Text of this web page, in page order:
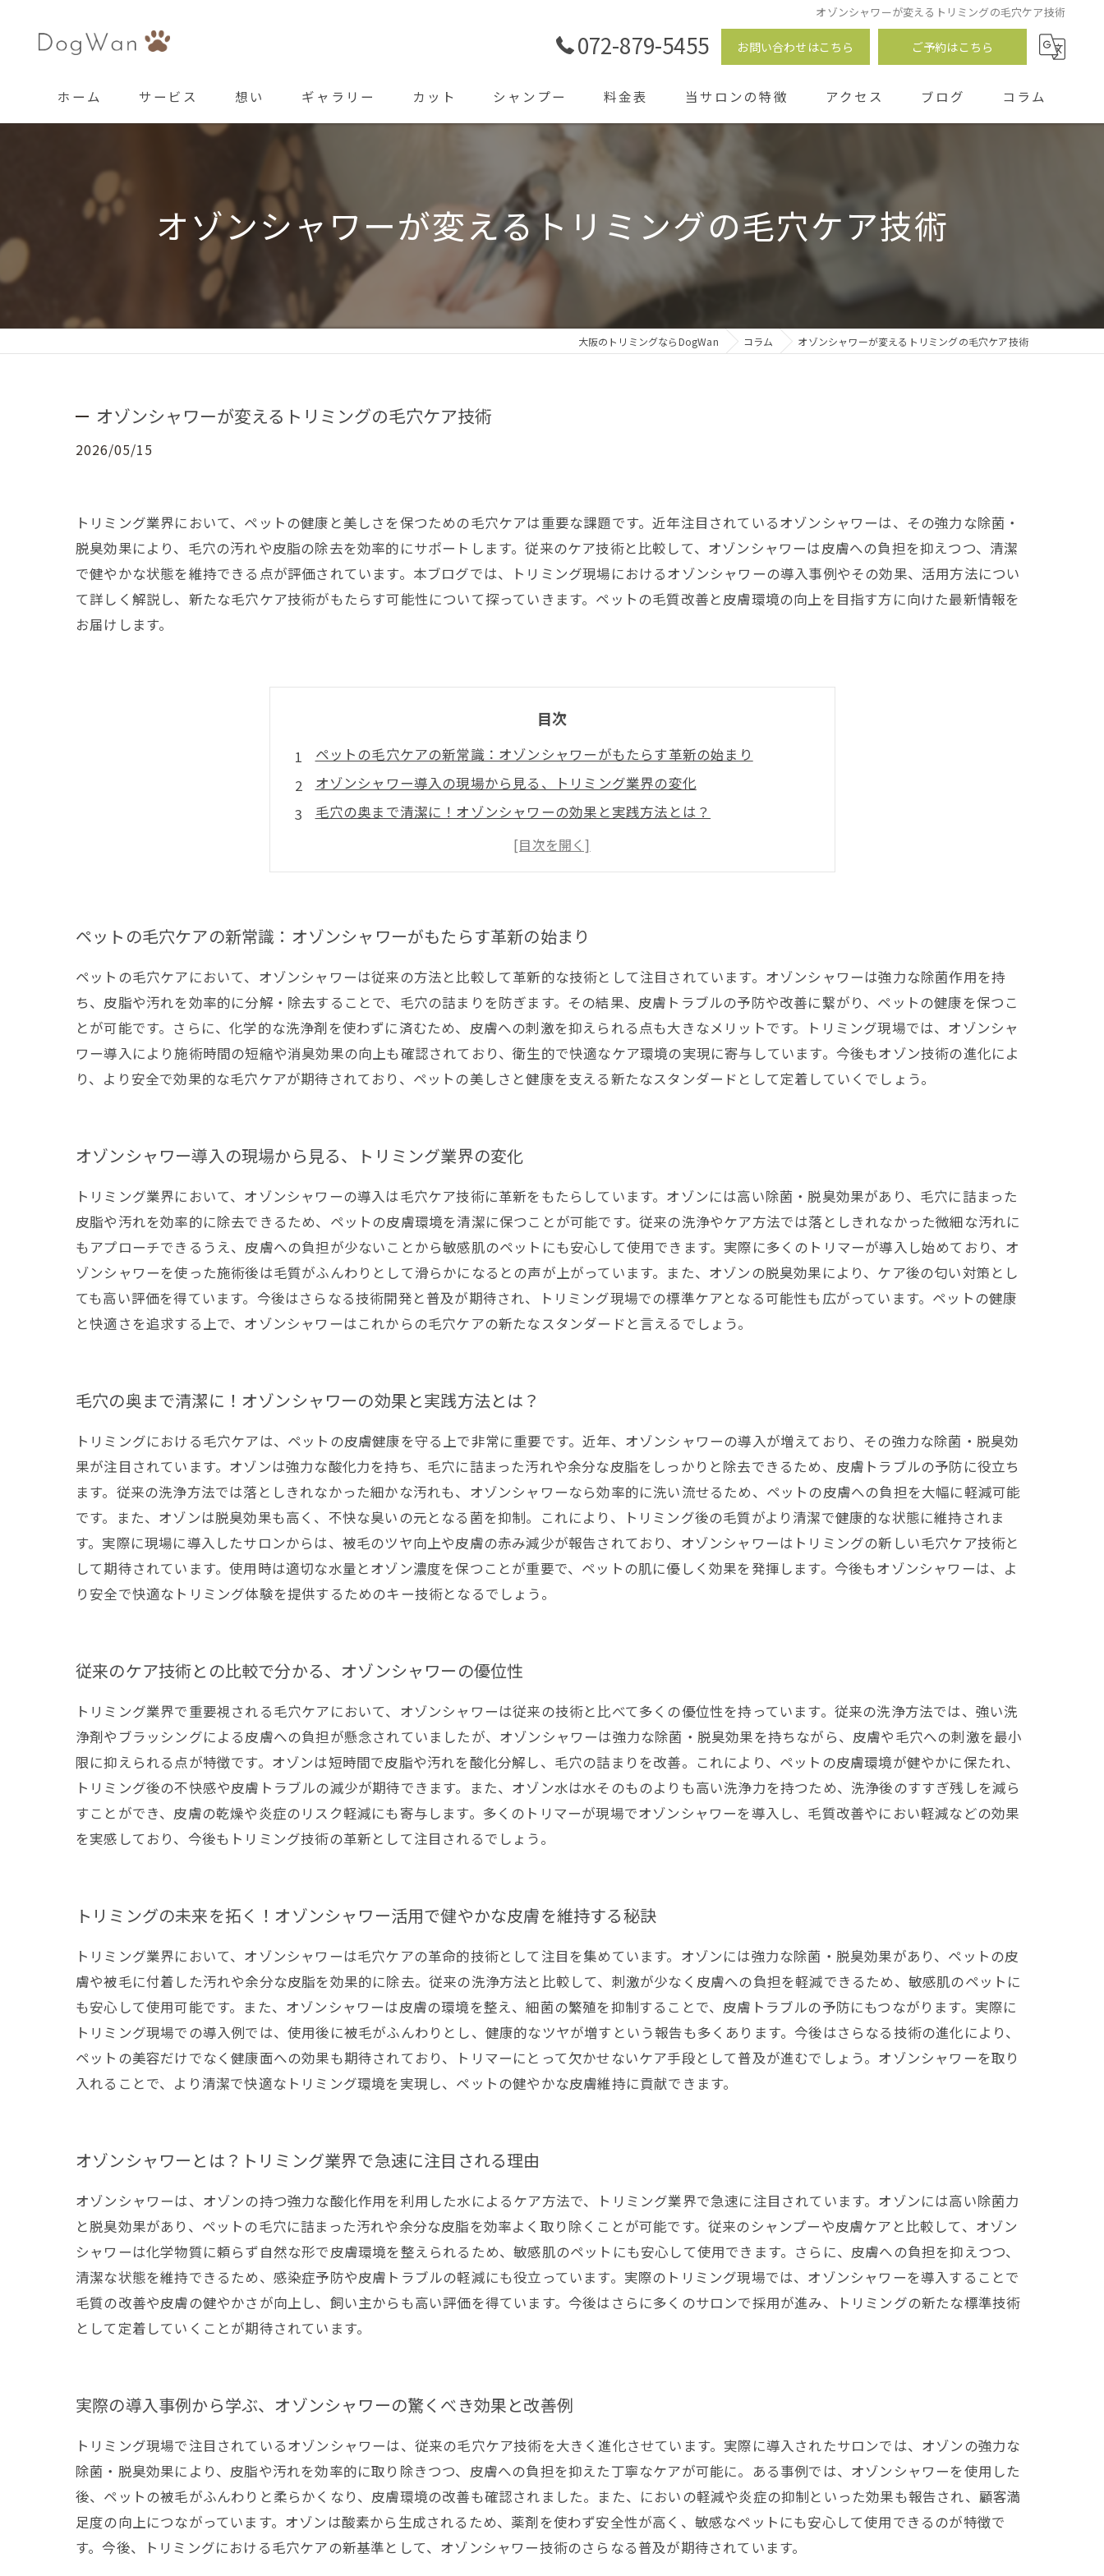
オゾンシャワーが変えるトリミングの毛穴ケア技術
072-879-5455 お問い合わせはこちら ご予約はこちら
ホーム サービス 想い ギャラリー カット シャンプー 料金表 当サロンの特徴
ごあいさつ
ホテル
送迎
アクセス ブログ コラム
オゾンシャワーが変えるトリミングの毛穴ケア技術
大阪のトリミングならDogWan コラム オゾンシャワーが変えるトリミングの毛穴ケア技術
オゾンシャワーが変えるトリミングの毛穴ケア技術
2026/05/15
トリミング業界において、ペットの健康と美しさを保つための毛穴ケアは重要な課題です。近年注目されているオゾンシャワーは、その強力な除菌・
脱臭効果により、毛穴の汚れや皮脂の除去を効率的にサポートします。従来のケア技術と比較して、オゾンシャワーは皮膚への負担を抑えつつ、清潔
で健やかな状態を維持できる点が評価されています。本ブログでは、トリミング現場におけるオゾンシャワーの導入事例やその効果、活用方法につい
て詳しく解説し、新たな毛穴ケア技術がもたらす可能性について探っていきます。ペットの毛質改善と皮膚環境の向上を目指す方に向けた最新情報を
お届けします。
目次
ペットの毛穴ケアの新常識：オゾンシャワーがもたらす革新の始まり
オゾンシャワー導入の現場から見る、トリミング業界の変化
毛穴の奥まで清潔に！オゾンシャワーの効果と実践方法とは？
従来のケア技術との比較で分かる、オゾンシャワーの優位性
トリミングの未来を拓く！オゾンシャワー活用で健やかな皮膚を維持する秘訣
実際の導入事例から学ぶ、オゾンシャワーの驚くべき効果と改善例
ペットの毛穴ケアの新常識：オゾンシャワーがもたらす革新の始まり
ペットの毛穴ケアにおいて、オゾンシャワーは従来の方法と比較して革新的な技術として注目されています。オゾンシャワーは強力な除菌作用を持
ち、皮脂や汚れを効率的に分解・除去することで、毛穴の詰まりを防ぎます。その結果、皮膚トラブルの予防や改善に繋がり、ペットの健康を保つこ
とが可能です。さらに、化学的な洗浄剤を使わずに済むため、皮膚への刺激を抑えられる点も大きなメリットです。トリミング現場では、オゾンシャ
ワー導入により施術時間の短縮や消臭効果の向上も確認されており、衛生的で快適なケア環境の実現に寄与しています。今後もオゾン技術の進化によ
り、より安全で効果的な毛穴ケアが期待されており、ペットの美しさと健康を支える新たなスタンダードとして定着していくでしょう。
オゾンシャワー導入の現場から見る、トリミング業界の変化
トリミング業界において、オゾンシャワーの導入は毛穴ケア技術に革新をもたらしています。オゾンには高い除菌・脱臭効果があり、毛穴に詰まった
皮脂や汚れを効率的に除去できるため、ペットの皮膚環境を清潔に保つことが可能です。従来の洗浄やケア方法では落としきれなかった微細な汚れに
もアプローチできるうえ、皮膚への負担が少ないことから敏感肌のペットにも安心して使用できます。実際に多くのトリマーが導入し始めており、オ
ゾンシャワーを使った施術後は毛質がふんわりとして滑らかになるとの声が上がっています。また、オゾンの脱臭効果により、ケア後の匂い対策とし
ても高い評価を得ています。今後はさらなる技術開発と普及が期待され、トリミング現場での標準ケアとなる可能性も広がっています。ペットの健康
と快適さを追求する上で、オゾンシャワーはこれからの毛穴ケアの新たなスタンダードと言えるでしょう。
毛穴の奥まで清潔に！オゾンシャワーの効果と実践方法とは？
トリミングにおける毛穴ケアは、ペットの皮膚健康を守る上で非常に重要です。近年、オゾンシャワーの導入が増えており、その強力な除菌・脱臭効
果が注目されています。オゾンは強力な酸化力を持ち、毛穴に詰まった汚れや余分な皮脂をしっかりと除去できるため、皮膚トラブルの予防に役立ち
ます。従来の洗浄方法では落としきれなかった細かな汚れも、オゾンシャワーなら効率的に洗い流せるため、ペットの皮膚への負担を大幅に軽減可能
です。また、オゾンは脱臭効果も高く、不快な臭いの元となる菌を抑制。これにより、トリミング後の毛質がより清潔で健康的な状態に維持されま
す。実際に現場に導入したサロンからは、被毛のツヤ向上や皮膚の赤み減少が報告されており、オゾンシャワーはトリミングの新しい毛穴ケア技術と
して期待されています。使用時は適切な水量とオゾン濃度を保つことが重要で、ペットの肌に優しく効果を発揮します。今後もオゾンシャワーは、よ
り安全で快適なトリミング体験を提供するためのキー技術となるでしょう。
従来のケア技術との比較で分かる、オゾンシャワーの優位性
トリミング業界で重要視される毛穴ケアにおいて、オゾンシャワーは従来の技術と比べて多くの優位性を持っています。従来の洗浄方法では、強い洗
浄剤やブラッシングによる皮膚への負担が懸念されていましたが、オゾンシャワーは強力な除菌・脱臭効果を持ちながら、皮膚や毛穴への刺激を最小
限に抑えられる点が特徴です。オゾンは短時間で皮脂や汚れを酸化分解し、毛穴の詰まりを改善。これにより、ペットの皮膚環境が健やかに保たれ、
トリミング後の不快感や皮膚トラブルの減少が期待できます。また、オゾン水は水そのものよりも高い洗浄力を持つため、洗浄後のすすぎ残しを減ら
すことができ、皮膚の乾燥や炎症のリスク軽減にも寄与します。多くのトリマーが現場でオゾンシャワーを導入し、毛質改善やにおい軽減などの効果
を実感しており、今後もトリミング技術の革新として注目されるでしょう。
トリミングの未来を拓く！オゾンシャワー活用で健やかな皮膚を維持する秘訣
トリミング業界において、オゾンシャワーは毛穴ケアの革命的技術として注目を集めています。オゾンには強力な除菌・脱臭効果があり、ペットの皮
膚や被毛に付着した汚れや余分な皮脂を効果的に除去。従来の洗浄方法と比較して、刺激が少なく皮膚への負担を軽減できるため、敏感肌のペットに
も安心して使用可能です。また、オゾンシャワーは皮膚の環境を整え、細菌の繁殖を抑制することで、皮膚トラブルの予防にもつながります。実際に
トリミング現場での導入例では、使用後に被毛がふんわりとし、健康的なツヤが増すという報告も多くあります。今後はさらなる技術の進化により、
ペットの美容だけでなく健康面への効果も期待されており、トリマーにとって欠かせないケア手段として普及が進むでしょう。オゾンシャワーを取り
入れることで、より清潔で快適なトリミング環境を実現し、ペットの健やかな皮膚維持に貢献できます。
オゾンシャワーとは？トリミング業界で急速に注目される理由
オゾンシャワーは、オゾンの持つ強力な酸化作用を利用した水によるケア方法で、トリミング業界で急速に注目されています。オゾンには高い除菌力
と脱臭効果があり、ペットの毛穴に詰まった汚れや余分な皮脂を効率よく取り除くことが可能です。従来のシャンプーや皮膚ケアと比較して、オゾン
シャワーは化学物質に頼らず自然な形で皮膚環境を整えられるため、敏感肌のペットにも安心して使用できます。さらに、皮膚への負担を抑えつつ、
清潔な状態を維持できるため、感染症予防や皮膚トラブルの軽減にも役立っています。実際のトリミング現場では、オゾンシャワーを導入することで
毛質の改善や皮膚の健やかさが向上し、飼い主からも高い評価を得ています。今後はさらに多くのサロンで採用が進み、トリミングの新たな標準技術
として定着していくことが期待されています。
実際の導入事例から学ぶ、オゾンシャワーの驚くべき効果と改善例
トリミング現場で注目されているオゾンシャワーは、従来の毛穴ケア技術を大きく進化させています。実際に導入されたサロンでは、オゾンの強力な
除菌・脱臭効果により、皮脂や汚れを効率的に取り除きつつ、皮膚への負担を抑えた丁寧なケアが可能に。ある事例では、オゾンシャワーを使用した
後、ペットの被毛がふんわりと柔らかくなり、皮膚環境の改善も確認されました。また、においの軽減や炎症の抑制といった効果も報告され、顧客満
足度の向上につながっています。オゾンは酸素から生成されるため、薬剤を使わず安全性が高く、敏感なペットにも安心して使用できるのが特徴で
す。今後、トリミングにおける毛穴ケアの新基準として、オゾンシャワー技術のさらなる普及が期待されています。